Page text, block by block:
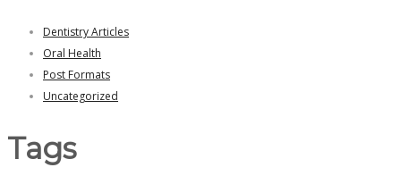
Dentistry Articles
Oral Health
Post Formats
Uncategorized
Tags